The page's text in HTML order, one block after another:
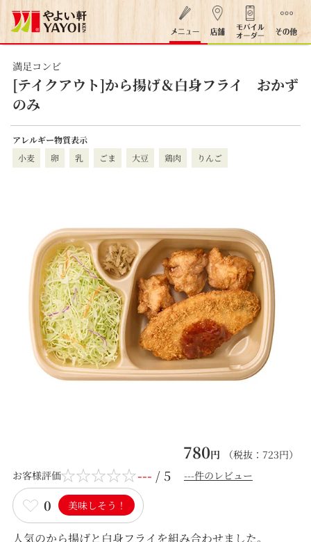
満足コンビ
[テイクアウト]から揚げ＆白身フライ おかず
のみ
アレルギー物質表示
小麦
卵 乳 ごま 大豆 鶏肉 りんご
780円 （税抜：723円）
お客様評価
--- / 5 ---件のレビュー
0 美味しそう！
人気のから揚げと白身フライを組み合わせました。